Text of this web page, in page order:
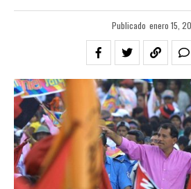
Publicado enero 15,